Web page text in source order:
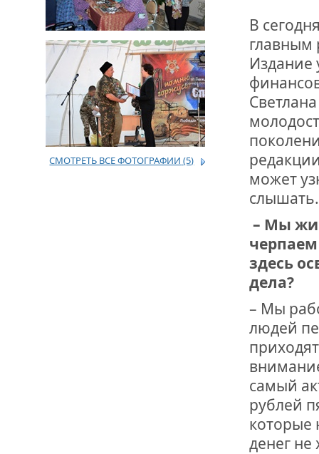
СМОТРЕТЬ ВСЕ ФОТОГРАФИИ (5)
В
главным
Издание
может
слышать.
– Мы
здесь
дела?
– Мы
людей
самый
рублей
которые
денег не